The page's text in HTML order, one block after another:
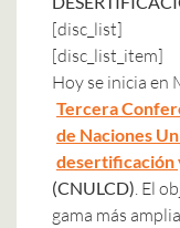
[disc_list]
[disc_list_item]
Hoy se inicia en
Tercera
de Naciones
desertificación
(CNULCD). El
gama más